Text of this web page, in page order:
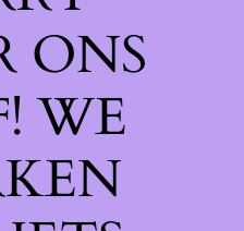
ONS
WE